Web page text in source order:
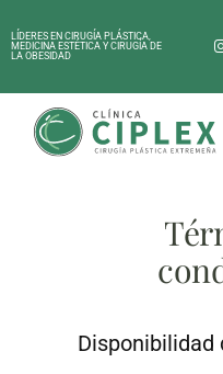
LÍDERES EN CIRUGÍA PLÁSTICA,
MEDICINA ESTÉTICA Y CIRUGÍA DE
LA OBESIDAD
Disponibilidad